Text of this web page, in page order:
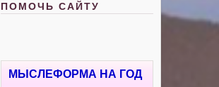
ПОМОЧЬ САЙТУ
МЫСЛЕФОРМА НА ГОД